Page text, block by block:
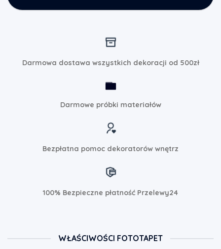
Darmowa dostawa wszystkich dekoracji od 500zł
Darmowe próbki materiałów
Bezpłatna pomoc dekoratorów wnętrz
100% Bezpieczne płatność Przelewy24
WŁAŚCIWOŚCI FOTOTAPET